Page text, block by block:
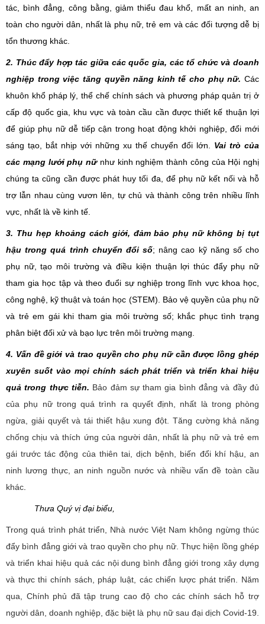
tác, bình đẳng, công bằng, giảm thiểuđau khổ, mất an ninh, an
toàn cho người dân, nhất là phụ nữ, trẻ em và cácđối tượngdễ bị
tổn thương khác.
2. Thúc đẩy hợp tác giữa các quốc gia, các tổ chức và doanh
nghiệp trong việc tăng quyền năng kinh tế cho phụ nữ. Các
khuôn khổ pháp lý,thể chế chính sách và phương phápquản trị ở
cấp độ quốc gia, khu vực và toàn cầu cần được thiết kế thuận lợi
để giúp phụ nữdễ tiếp cận trong hoạt động khởi nghiệp, đổi mới
sáng tạo, bắt nhịp với những xu thế chuyển đổi lớn. Vai trò của
các mạng lưới phụ nữ như kinh nghiệm thành công của Hội nghị
chúng ta cũng cần được phát huy tối đa, đểphụ nữ kết nối và hỗ
trợ lẫn nhau cùng vươn lên, tự chủ và thành công trên nhiều lĩnh
vực, nhất là về kinh tế.
3. Thu hẹp khoảng cách giới, đảm bảo phụ nữ không bị tụt
hậu trong quá trình chuyển đổi số; nâng cao kỹ năng số cho
phụ nữ, tạo môi trường và điều kiện thuận lợi thúc đẩy phụ nữ
tham gia học tập và theo đuổi sự nghiệp trong lĩnh vực khoa học,
công nghệ, kỹ thuật và toán học (STEM). Bảo vệ quyền của phụ nữ
và trẻ em gái khi tham gia môi trường số; khắc phục tình trạng
phân biệt đối xử và bạo lực trên môi trường mạng.
4. Vấn đề giới và trao quyền cho phụ nữ cần được lồng ghép
xuyên suốt vào mọi chính sách phát triển và triển khai hiệu
quả trong thực tiễn. Bảo đảm sự tham gia bình đẳng và đầy đủ
của phụ nữ trong quá trình ra quyết định, nhất là trong phòng
ngừa, giải quyết và tái thiết hậu xung đột. Tăng cường khả năng
chống chịu và thích ứng của người dân, nhất là phụ nữ và trẻ em
gái trước tác động của thiên tai, dịch bệnh, biến đổi khí hậu, an
ninh lương thực, an ninh nguồn nước và nhiều vấn đề toàn cầu
khác.
Thưa Quý vị đại biểu,
Trong quá trình phát triển, Nhà nước Việt Nam không ngừngthúc
đẩy bình đẳng giớivà trao quyền cho phụ nữ. Thực hiện lồng ghép
và triển khai hiệu quả các nội dung bình đẳng giới trong xây dựng
và thực thi chính sách, pháp luật, các chiến lược phát triển. Năm
qua, Chính phủ đã tập trung cao độ cho các chính sách hỗ trợ
người dân, doanh nghiệp, đặc biệt là phụ nữ sau đại dịch Covid-19.